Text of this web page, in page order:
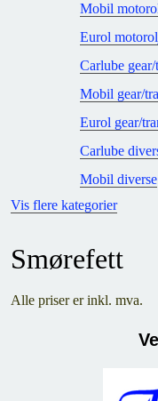
Mobil
Eurol
Carlube
Mobil gear/
Eurol gear/
Carlube
Mobil diverse
Vis flere kategorier
Smørefett
Alle priser er inkl. mva.